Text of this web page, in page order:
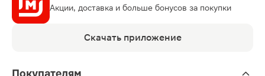
Акции, доставка и больше бонусов за покупки
Скачать приложение
Покупателям